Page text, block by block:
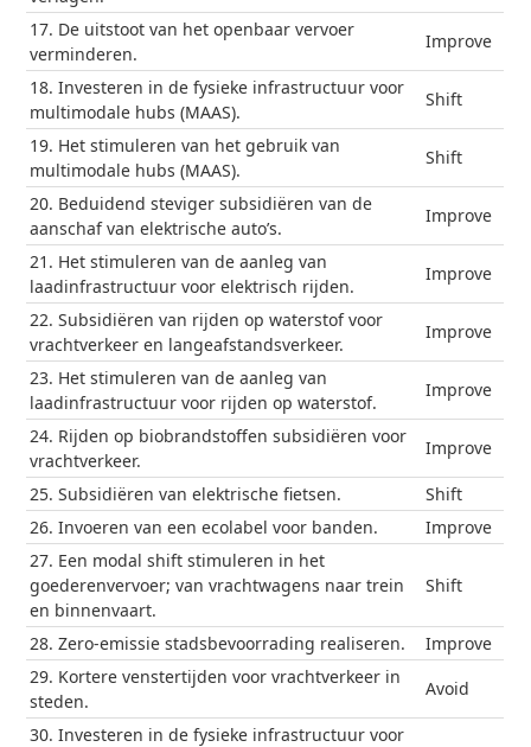
17. De uitstoot van het openbaar vervoer
verminderen.
Improve
18. Investeren in de fysieke infrastructuur voor
multimodale hubs (MAAS).
Shift
19. Het stimuleren van het gebruik van
multimodale hubs (MAAS).
Shift
20. Beduidend steviger subsidiëren van de
aanschaf van elektrische auto’s.
Improve
21. Het stimuleren van de aanleg van
laadinfrastructuur voor elektrisch rijden.
Improve
22. Subsidiëren van rijden op waterstof voor
vrachtverkeer en langeafstandsverkeer.
Improve
23. Het stimuleren van de aanleg van
laadinfrastructuur voor rijden op waterstof.
Improve
24. Rijden op biobrandstoffen subsidiëren voor
vrachtverkeer.
Improve
25. Subsidiëren van elektrische fietsen.
Shift
26. Invoeren van een ecolabel voor banden.
Improve
27. Een modal shift stimuleren in het
goederenvervoer; van vrachtwagens naar trein
en binnenvaart.
Shift
28. Zero-emissie stadsbevoorrading realiseren.
Improve
29. Kortere venstertijden voor vrachtverkeer in
steden.
Avoid
30. Investeren in de fysieke infrastructuur voor